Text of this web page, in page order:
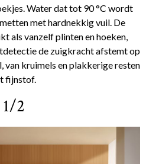
Water dat tot 90 °C wordt
met hardnekkig vuil. De
als vanzelf plinten en hoeken,
de zuigkracht afstemt op
van kruimels en plakkerige resten
fijnstof.
1/2